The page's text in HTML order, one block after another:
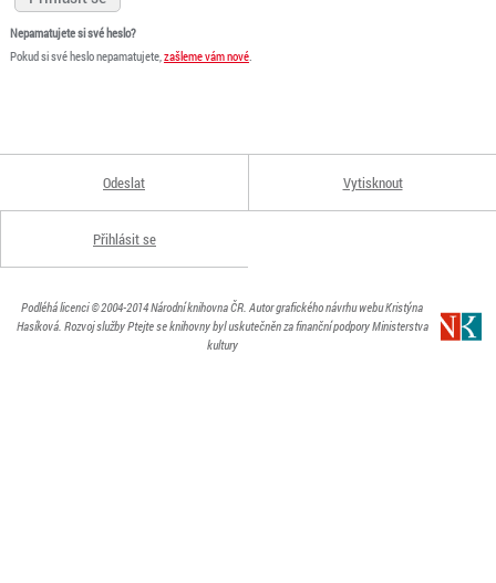
Nepamatujete si své heslo?
Pokud si své heslo nepamatujete,zašleme vám nové.
Odeslat Vytisknout
Přihlásit se
Podléhá licenci© 2004-2014Národní knihovna ČR. Autor grafického návrhu webu Kristýna
Hasíková. Rozvoj služby Ptejte se knihovny byl uskutečněn za finanční podpory Ministerstva
kultury